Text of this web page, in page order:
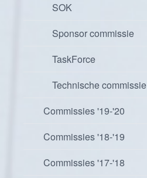
SOK
Sponsor commissie
TaskForce
Technische commissie
Commissies '19-'20
Commissies '18-'19
Commissies '17-'18